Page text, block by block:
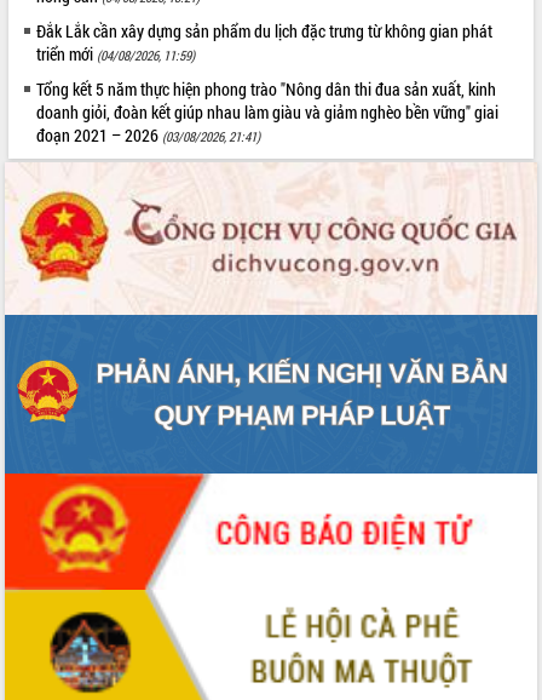
Đắk Lắk cần xây dựng sản phẩm du lịch đặc trưng từ không gian phát
triển mới (04/08/2026, 11:59)
Tổng kết 5 năm thực hiện phong trào "Nông dân thi đua sản xuất, kinh
doanh giỏi, đoàn kết giúp nhau làm giàu và giảm nghèo bền vững" giai
đoạn 2021 – 2026 (03/08/2026, 21:41)